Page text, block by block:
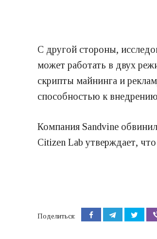
С другой стороны,
может работать в двух
скрипты майнинга и
способностью к
Компания Sandvine
Citizen Lab утверждает,
Поделиться: